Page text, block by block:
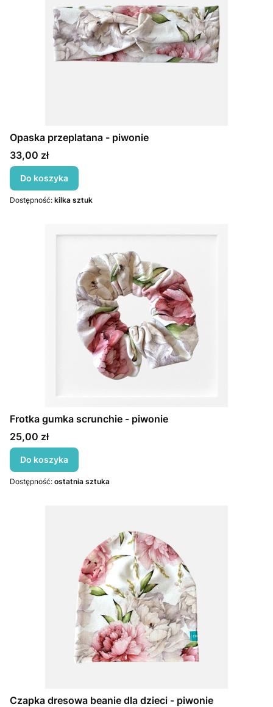
Opaska przeplatana - piwonie
Cena
33,00 zł
Do koszyka
Dostępność: kilka sztuk
Frotka gumka scrunchie - piwonie
Cena
25,00 zł
Do koszyka
Dostępność: ostatnia sztuka
Czapka dresowa beanie dla dzieci - piwonie